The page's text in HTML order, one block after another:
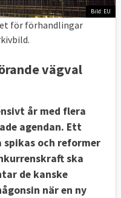
Bild: EU
för förhandlingar
vägval
år med flera
agendan. Ett
och reformer
ska
de kanske
när en ny